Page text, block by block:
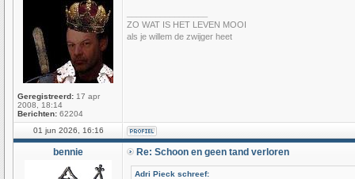
Geregistreerd: 17 apr
2008, 18:14
Berichten: 62204
ZO WAT IS HET LEVEN MOOI
als je willem de zwijger heet
01 jun 2026, 16:16
bennie Re: Schoon en geen tand verloren
Adri Pieck schreef: